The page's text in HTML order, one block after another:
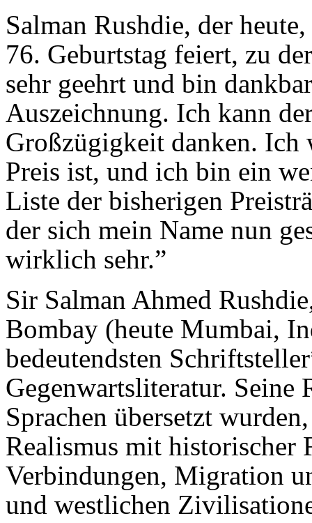
Salman Rushdie, der
76. Geburtstag feiert, zu
sehr geehrt und bin
Auszeichnung. Ich kann
Großzügigkeit danken. Ich
Preis ist, und ich bin ein
Liste der bisherigen
der sich mein Name nun
wirklich sehr.”
Sir Salman Ahmed
Bombay (heute Mumbai,
bedeutendsten
Gegenwartsliteratur. Seine
Sprachen übersetzt
Realismus mit historischer
Verbindungen, Migration
und westlichen